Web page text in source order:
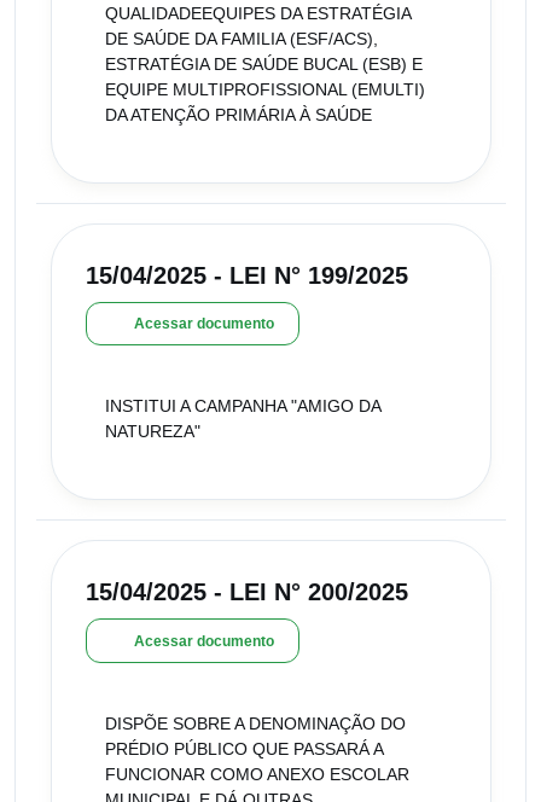
QUALIDADEEQUIPES DA ESTRATÉGIA
DE SAÚDE DA FAMILIA (ESF/ACS),
ESTRATÉGIA DE SAÚDE BUCAL (ESB) E
EQUIPE MULTIPROFISSIONAL (EMULTI)
DA ATENÇÃO PRIMÁRIA À SAÚDE
15/04/2025 - LEI N° 199/2025
Acessar documento
INSTITUI A CAMPANHA "AMIGO DA
NATUREZA"
15/04/2025 - LEI N° 200/2025
Acessar documento
DISPÕE SOBRE A DENOMINAÇÃO DO
PRÉDIO PÚBLICO QUE PASSARÁ A
FUNCIONAR COMO ANEXO ESCOLAR